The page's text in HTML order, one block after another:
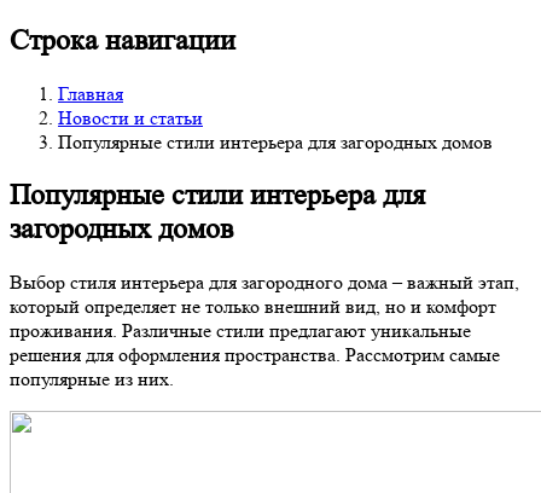
Строка навигации
Главная
Новости и статьи
Популярные стили интерьера для загородных домов
Популярные стили интерьера для
загородных домов
Выбор стиля интерьера для загородного дома – важный этап,
который определяет не только внешний вид, но и комфорт
проживания. Различные стили предлагают уникальные
решения для оформления пространства. Рассмотрим самые
популярные из них.